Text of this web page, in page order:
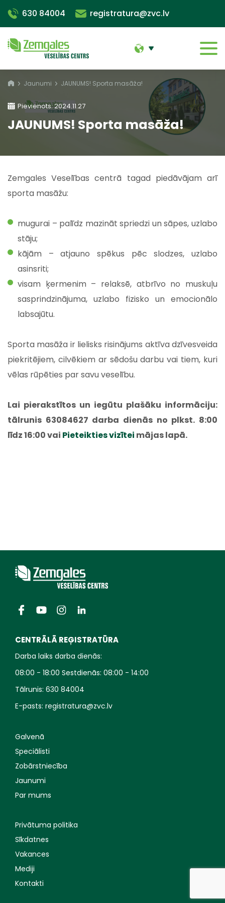
630 84004 registratura@zvc.lv
Jaunumi JAUNUMS! Sporta masāža!
Pievienots: 2024.11.27
JAUNUMS! Sporta masāža!
Zemgales Veselības centrā tagad piedāvājam arī
sporta masāžu:
mugurai – palīdz mazināt spriedzi un sāpes, uzlabo
stāju;
kājām – atjauno spēkus pēc slodzes, uzlabo
asinsriti;
visam ķermenim – relaksē, atbrīvo no muskuļu
sasprindzinājuma, uzlabo fizisko un emocionālo
labsajūtu.
Sporta masāža ir lielisks risinājums aktīva dzīvesveida
piekritējiem, cilvēkiem ar sēdošu darbu vai tiem, kuri
vēlas rūpēties par savu veselību.
Lai pierakstītos un iegūtu plašāku informāciju:
tālrunis 63084627 darba dienās no plkst. 8:00
līdz 16:00 vai Pieteikties vizītei mājas lapā.
CENTRĀLĀ REĢISTRATŪRA
Darba laiks darba dienās:
08:00 - 18:00 Sestdienās: 08:00 - 14:00
Tālrunis: 630 84004
E-pasts: registratura@zvc.lv
Galvenā
Speciālisti
Zobārstniecība
Jaunumi
Par mums
Privātuma politika
Sīkdatnes
Vakances
Mediji
Kontakti